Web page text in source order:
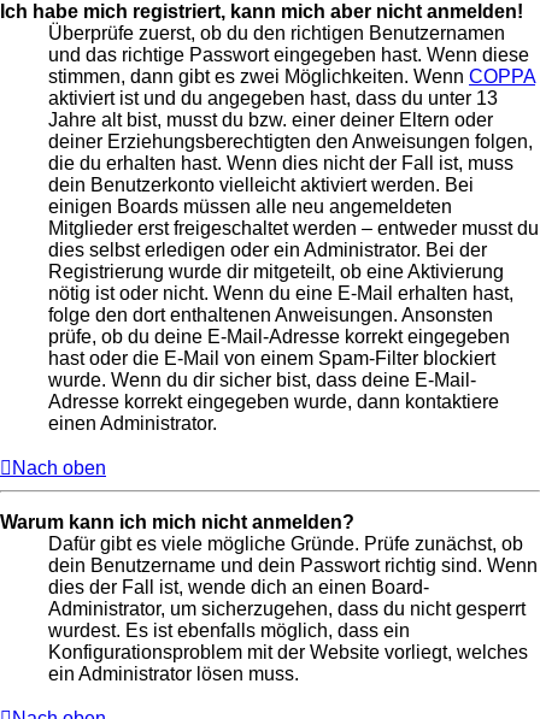
Ich habe mich registriert, kann mich aber nicht anmelden!
Überprüfe zuerst, ob du den richtigen Benutzernamen
und das richtige Passwort eingegeben hast. Wenn diese
stimmen, dann gibt es zwei Möglichkeiten. Wenn COPPA
aktiviert ist und du angegeben hast, dass du unter 13
Jahre alt bist, musst du bzw. einer deiner Eltern oder
deiner Erziehungsberechtigten den Anweisungen folgen,
die du erhalten hast. Wenn dies nicht der Fall ist, muss
dein Benutzerkonto vielleicht aktiviert werden. Bei
einigen Boards müssen alle neu angemeldeten
Mitglieder erst freigeschaltet werden – entweder musst du
dies selbst erledigen oder ein Administrator. Bei der
Registrierung wurde dir mitgeteilt, ob eine Aktivierung
nötig ist oder nicht. Wenn du eine E-Mail erhalten hast,
folge den dort enthaltenen Anweisungen. Ansonsten
prüfe, ob du deine E-Mail-Adresse korrekt eingegeben
hast oder die E-Mail von einem Spam-Filter blockiert
wurde. Wenn du dir sicher bist, dass deine E-Mail-
Adresse korrekt eingegeben wurde, dann kontaktiere
einen Administrator.
Nach oben
Warum kann ich mich nicht anmelden?
Dafür gibt es viele mögliche Gründe. Prüfe zunächst, ob
dein Benutzername und dein Passwort richtig sind. Wenn
dies der Fall ist, wende dich an einen Board-
Administrator, um sicherzugehen, dass du nicht gesperrt
wurdest. Es ist ebenfalls möglich, dass ein
Konfigurationsproblem mit der Website vorliegt, welches
ein Administrator lösen muss.